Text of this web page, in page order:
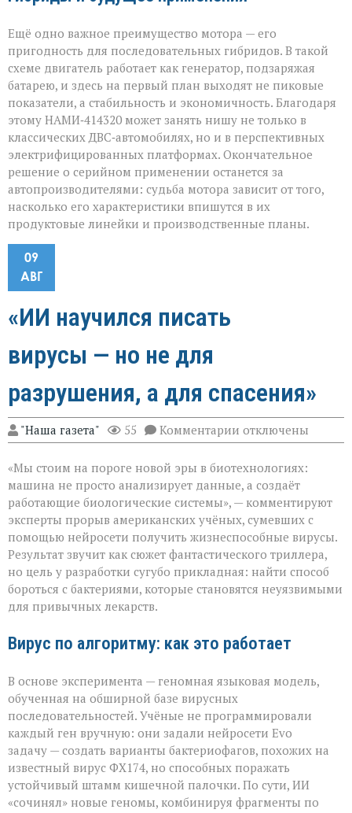
Ещё одно важное преимущество мотора — его
пригодность для последовательных гибридов. В такой
схеме двигатель работает как генератор, подзаряжая
батарею, и здесь на первый план выходят не пиковые
показатели, а стабильность и экономичность. Благодаря
этому НАМИ‑414320 может занять нишу не только в
классических ДВС‑автомобилях, но и в перспективных
электрифицированных платформах. Окончательное
решение о серийном применении останется за
автопроизводителями: судьба мотора зависит от того,
насколько его характеристики впишутся в их
продуктовые линейки и производственные планы.
09
АВГ
«ИИ научился писать
вирусы — но не для
разрушения, а для спасения»
"Наша газета" 55 Комментарии к
записи
научился
писать
вирусы — но
не
для
разрушения,
а
для
спасения»
отключены
«Мы стоим на пороге новой эры в биотехнологиях:
машина не просто анализирует данные, а создаёт
работающие биологические системы», — комментируют
эксперты прорыв американских учёных, сумевших с
помощью нейросети получить жизнеспособные вирусы.
Результат звучит как сюжет фантастического триллера,
но цель у разработки сугубо прикладная: найти способ
бороться с бактериями, которые становятся неуязвимыми
для привычных лекарств.
Вирус по алгоритму: как это работает
В основе эксперимента — геномная языковая модель,
обученная на обширной базе вирусных
последовательностей. Учёные не программировали
каждый ген вручную: они задали нейросети Evo
задачу — создать варианты бактериофагов, похожих на
известный вирус ФХ174, но способных поражать
устойчивый штамм кишечной палочки. По сути, ИИ
«сочинял» новые геномы, комбинируя фрагменты по